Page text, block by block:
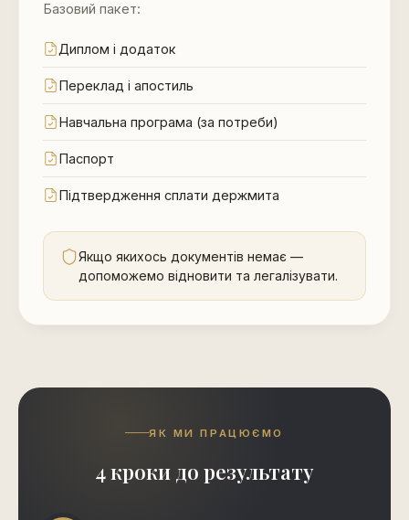
Базовий пакет:
Диплом і додаток
Переклад і апостиль
Навчальна програма (за потреби)
Паспорт
Підтвердження сплати держмита
Якщо якихось документів немає —
допоможемо відновити та легалізувати.
ЯК МИ ПРАЦЮЄМО
4 кроки до результату